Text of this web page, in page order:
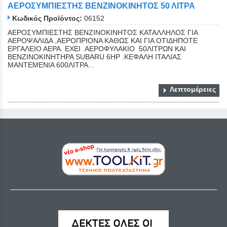
ΑΕΡΟΣΥΜΠΙΕΣΤΗΣ ΒΕΝΖΙΝΟΚΙΝΗΤΟΣ 50 ΛΙΤΡΑ
Κωδικός Προϊόντος: 06152
ΑΕΡΟΣΥΜΠΙΕΣΤΗΣ ΒΕΝΖΙΝΟΚΙΝΗΤΟΣ ΚΑΤΑΛΛΗΛΟΣ ΓΙΑ
ΑΕΡΟΨΑΛΙΔΑ ,ΑΕΡΟΠΡΙΟΝΑ ΚΑΘΩΣ ΚΑΙ ΓΙΑ ΟΤΙΔΗΠΟΤΕ
ΕΡΓΑΛΕΙΟ ΑΕΡΑ. ΕΧΕΙ ΑΕΡΟΦΥΛΑΚΙΟ 50ΛΙΤΡΩΝ ΚΑΙ
ΒΕΝΖΙΝΟΚΙΝΗΤΗΡΑ SUBARU 6ΗΡ .ΚΕΦΑΛΗ ΙΤΑΛΙΑΣ
ΜΑΝΤΕΜΕΝΙΑ 600ΛΙΤΡΑ...
Λεπτομέρειες